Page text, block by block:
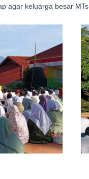
agar keluarga besar